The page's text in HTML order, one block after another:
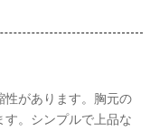
があります。胸元の
。シンプルで上品な